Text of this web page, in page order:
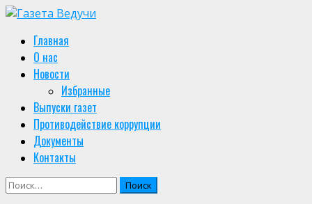
Skip
content
Primary
Menu
Главная
О нас
Новости
Избранные
Выпуски газет
Противодействие коррупции
Документы
Контакты
Найти: